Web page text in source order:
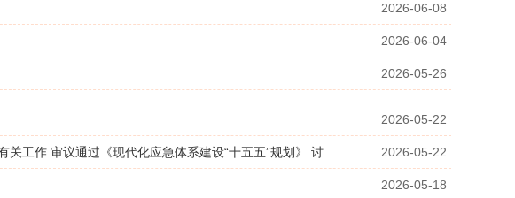
2026-06-08
2026-06-04
2026-05-26
2026-05-22
2026-05-22
2026-05-18